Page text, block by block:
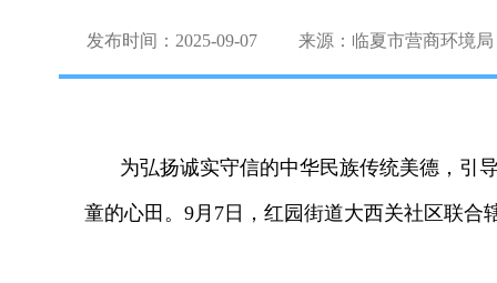
发布时间：2025-09-07 来源：临夏市营商环境局
为弘扬诚实守信的中华民族传统美德，引
童的心田。9月7日，红园街道大西关社区联合